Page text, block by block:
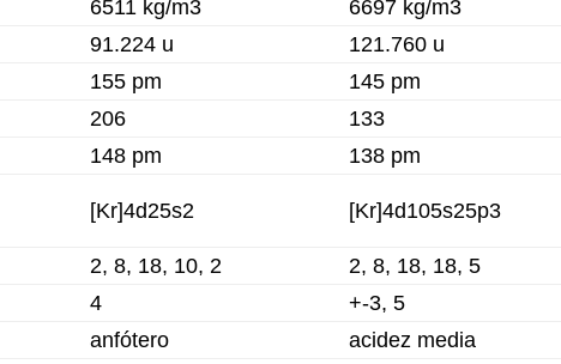
6511 kg/m3
6697 kg/m3
91.224 u
121.760 u
155 pm
145 pm
206
133
148 pm
138 pm
[Kr]4d25s2 [Kr]4d105s25p3
2, 8, 18, 10, 2
2, 8, 18, 18, 5
4
+-3, 5
anfótero
acidez media